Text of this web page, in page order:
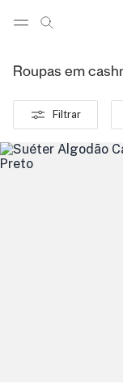
Ir para
Roupas em
Filtrar